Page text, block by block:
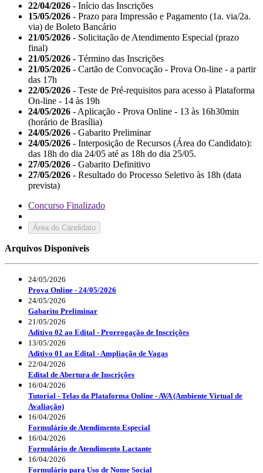
22/04/2026 - Início das Inscrições
15/05/2026 - Prazo para Impressão e Pagamento (1a. via/2a.
via) de Boleto Bancário
21/05/2026 - Solicitação de Atendimento Especial (prazo
final)
21/05/2026 - Término das Inscrições
21/05/2026 - Cartão de Convocação - Prova On-line - a partir
das 17h
22/05/2026 - Teste de Pré-requisitos para acesso à Plataforma
On-line - 14 às 19h
24/05/2026 - Aplicação - Prova Online - 13 às 16h30min
(horário de Brasília)
24/05/2026 - Gabarito Preliminar
24/05/2026 - Interposição de Recursos (Área do Candidato):
das 18h do dia 24/05 até as 18h do dia 25/05.
27/05/2026 - Gabarito Definitivo
27/05/2026 - Resultado do Processo Seletivo às 18h (data
prevista)
Concurso Finalizado
Área do Candidato
Arquivos Disponíveis
24/05/2026
Prova Online - 24/05/2026
24/05/2026
Gabarito Preliminar
21/05/2026
Aditivo 02 ao Edital - Prorrogação de Inscrições
13/05/2026
Aditivo 01 ao Edital - Ampliação de Vagas
22/04/2026
Edital de Abertura de Inscrições
16/04/2026
Tutorial - Telas da Plataforma Online - AVA (Ambiente Virtual de
Avaliação)
16/04/2026
Formulário de Atendimento Especial
16/04/2026
Formulário de Atendimento Lactante
16/04/2026
Formulário para Uso de Nome Social